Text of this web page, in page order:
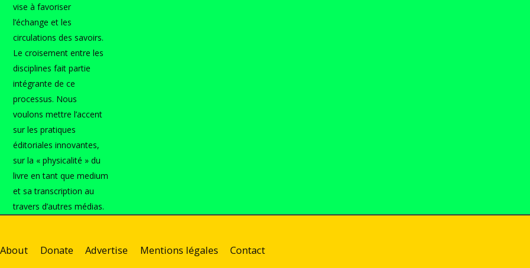
vise à favoriser
l’échange et les
circulations des savoirs.
Le croisement entre les
disciplines fait partie
intégrante de ce
processus. Nous
voulons mettre l’accent
sur les pratiques
éditoriales innovantes,
sur la « physicalité » du
livre en tant que medium
et sa transcription au
travers d’autres médias.
About Donate Advertise Mentions légales Contact